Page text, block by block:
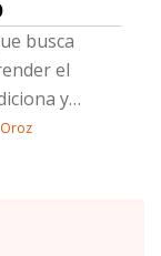
busca
el
y